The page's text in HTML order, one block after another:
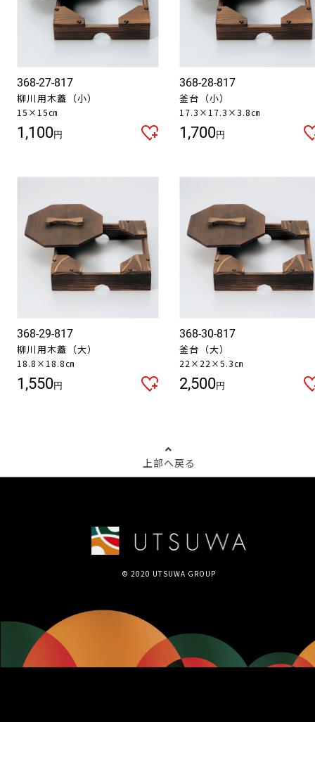
368-27-817
柳川用木蓋（小）
15×15㎝
1,100円
368-28-817
釜台（小）
17.3×17.3×3.8㎝
1,700円
368-29-817
柳川用木蓋（大）
18.8×18.8㎝
1,550円
368-30-817
釜台（大）
22×22×5.3㎝
2,500円
上部へ戻る
© 2020 UTSUWA GROUP